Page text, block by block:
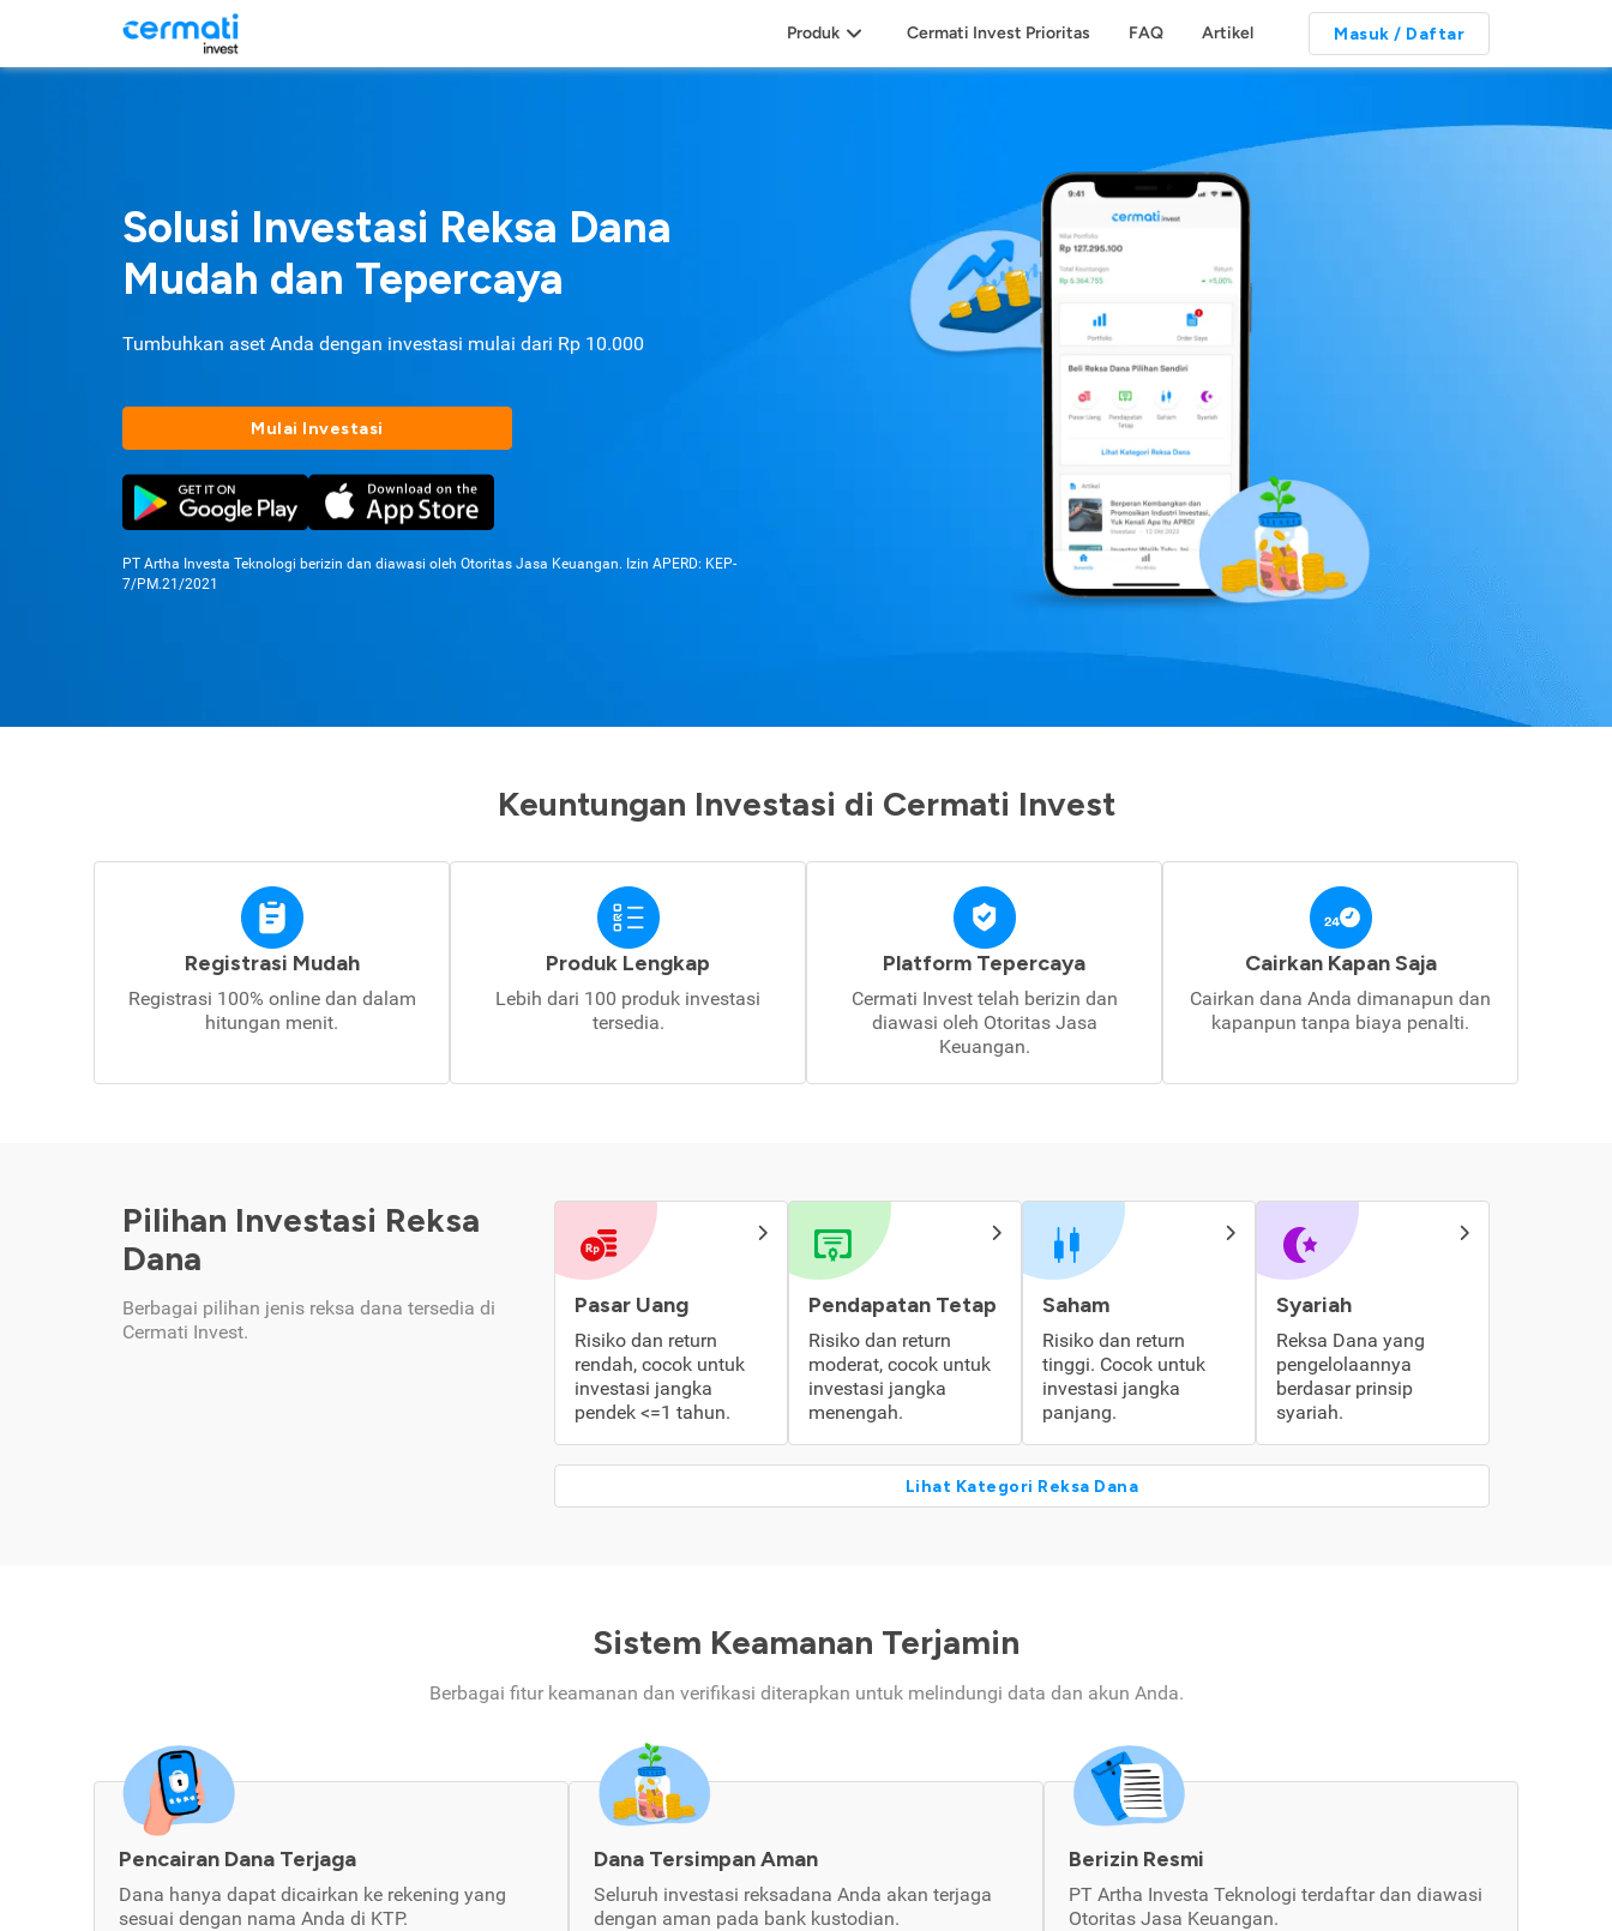
Produk Cermati Invest Prioritas FAQ Artikel Masuk / Daftar
Solusi Investasi Reksa Dana
Mudah dan Tepercaya
Tumbuhkan aset Anda dengan investasi mulai dari Rp 10.000
Mulai Investasi
PT Artha Investa Teknologi berizin dan diawasi oleh Otoritas Jasa Keuangan. Izin APERD: KEP-
7/PM.21/2021
Keuntungan Investasi di Cermati Invest
Registrasi Mudah
Registrasi 100% online dan dalam
hitungan menit.
Produk Lengkap
Lebih dari 100 produk investasi
tersedia.
Platform Tepercaya
Cermati Invest telah berizin dan
diawasi oleh Otoritas Jasa
Keuangan.
Cairkan Kapan Saja
Cairkan dana Anda dimanapun dan
kapanpun tanpa biaya penalti.
Pilihan Investasi Reksa
Dana
Berbagai pilihan jenis reksa dana tersedia di
Cermati Invest.
Pasar Uang
Risiko dan return
rendah, cocok untuk
investasi jangka
pendek <=1 tahun.
Pendapatan Tetap
Risiko dan return
moderat, cocok untuk
investasi jangka
menengah.
Saham
Risiko dan return
tinggi. Cocok untuk
investasi jangka
panjang.
Syariah
Reksa Dana yang
pengelolaannya
berdasar prinsip
syariah.
Lihat Kategori Reksa Dana
Sistem Keamanan Terjamin
Berbagai fitur keamanan dan verifikasi diterapkan untuk melindungi data dan akun Anda.
Pencairan Dana Terjaga
Dana hanya dapat dicairkan ke rekening yang
sesuai dengan nama Anda di KTP.
Dana Tersimpan Aman
Seluruh investasi reksadana Anda akan terjaga
dengan aman pada bank kustodian.
Berizin Resmi
PT Artha Investa Teknologi terdaftar dan diawasi
Otoritas Jasa Keuangan.